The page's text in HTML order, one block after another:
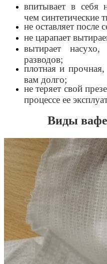
впитывает в себя
чем синтетические
не оставляет после
не царапает
вытирает
разводов;
плотная и
вам долго;
не теряет свой
процессе ее
Виды